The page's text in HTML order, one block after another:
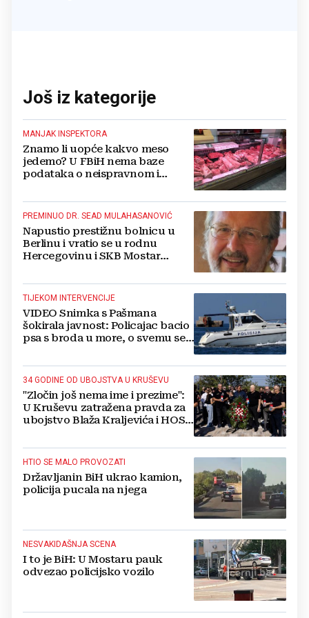
Još iz kategorije
MANJAK INSPEKTORA
Znamo li uopće kakvo meso
jedemo? U FBiH nema baze
podataka o neispravnom i
PREMINUO DR. SEAD MULAHASANOVIĆ
Napustio prestižnu bolnicu u
Berlinu i vratio se u rodnu
Hercegovinu i SKB Mostar
TIJEKOM INTERVENCIJE
VIDEO Snimka s Pašmana
šokirala javnost: Policajac bacio
psa s broda u more, o svemu se
34 GODINE OD UBOJSTVA U KRUŠEVU
"Zločin još nema ime i prezime":
U Kruševu zatražena pravda za
ubojstvo Blaža Kraljevića i HOS-
HTIO SE MALO PROVOZATI
Državljanin BiH ukrao kamion,
policija pucala na njega
NESVAKIDAŠNJA SCENA
I to je BiH: U Mostaru pauk
odvezao policijsko vozilo